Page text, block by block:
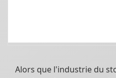
Alors que l'industrie du